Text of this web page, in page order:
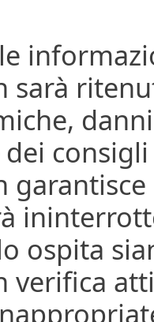
sarà
ospita
verifica